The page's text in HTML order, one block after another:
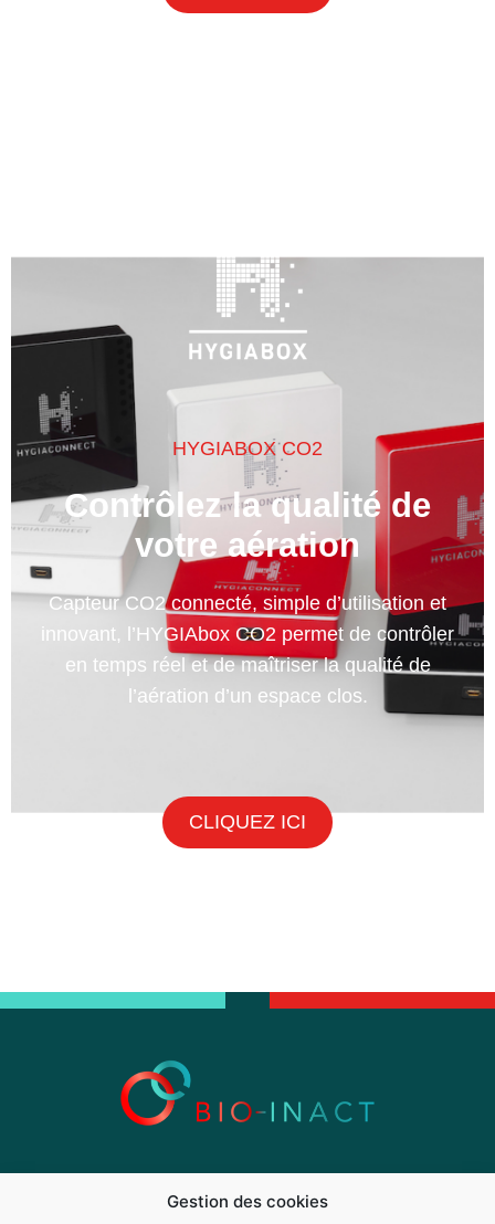
Gestion des cookies
HYGIABOX CO2
Contrôlez la qualité de
votre aération
Capteur CO2 connecté, simple d’utilisation et
innovant, l’HYGIAbox CO2 permet de contrôler
en temps réel et de maîtriser la qualité de
l’aération d’un espace clos.
CLIQUEZ ICI
Décontamination chimique